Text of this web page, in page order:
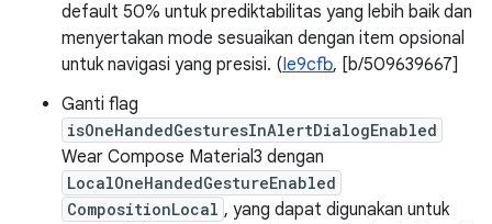
default 50% untuk prediktabilitas yang lebih baik dan
menyertakan mode sesuaikan dengan item opsional
untuk navigasi yang presisi. (Ie9cfb, [b/509639667]
Ganti flag
isOneHandedGesturesInAlertDialogEnabled
Wear Compose Material3 dengan
LocalOneHandedGestureEnabled
CompositionLocal , yang dapat digunakan untuk